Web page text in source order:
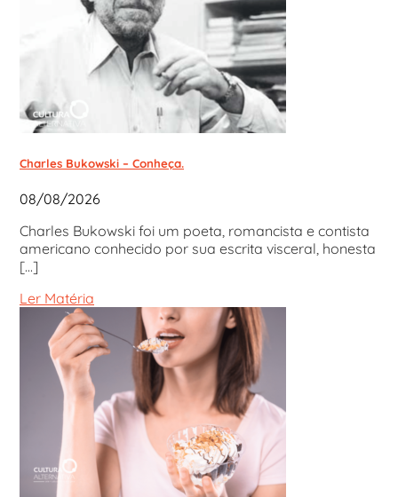
Charles Bukowski – Conheça.
08/08/2026
Charles Bukowski foi um poeta, romancista e contista
americano conhecido por sua escrita visceral, honesta
[...]
Ler Matéria